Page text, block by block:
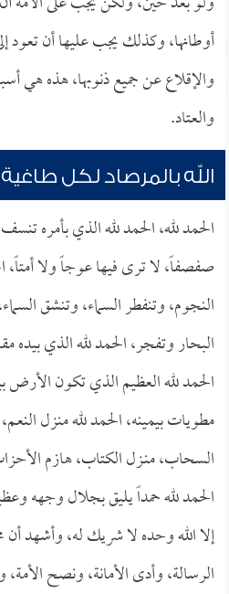
أوطانها، وكذلك يجب عليها أن تعود
والإقلاع عن جميع ذنوبها، هذه هي
والعتاد.
الله بالمرصاد لكل طاغية
الحمد لله، الحمد لله الذي بأمره
صفصفاً، لا ترى فيها عوجاً ولا أمتاً،
النجوم، وتنفطر السماء، وتنشق
البحار وتفجر، الحمد لله الذي بيده
الحمد لله العظيم الذي تكون الأرض
مطويات بيمينه، الحمد لله منزل
السحاب، منـزل الكتاب، هازم
الحمد لله حمداً يليق بجلال وجهه
إلا الله وحده لا شريك له، وأشهد
الرسالة، وأدى الأمانة، ونصح